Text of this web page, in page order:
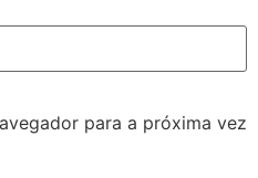
para a próxima vez